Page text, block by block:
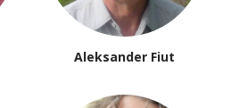
Aleksander Fiut